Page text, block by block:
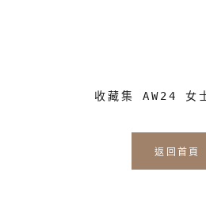
收藏集 AW24 女
返回首頁